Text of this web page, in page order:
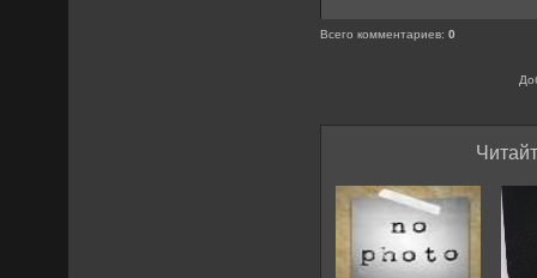
Всего комментариев:0